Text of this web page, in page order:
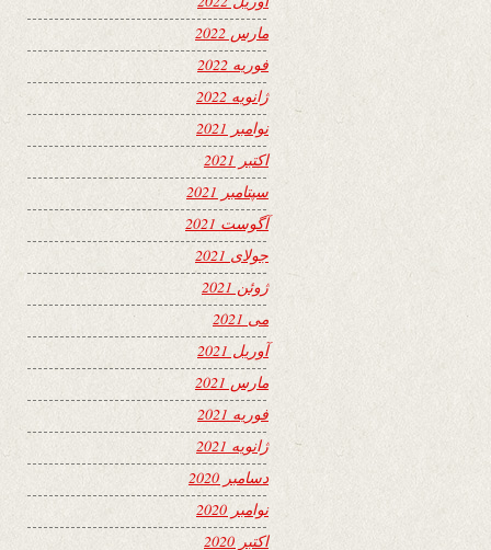
مارس 2022
فوریه 2022
ژانویه 2022
نوامبر 2021
اکتبر 2021
سپتامبر 2021
آگوست 2021
جولای 2021
ژوئن 2021
می 2021
آوریل 2021
مارس 2021
فوریه 2021
ژانویه 2021
دسامبر 2020
نوامبر 2020
اکتبر 2020